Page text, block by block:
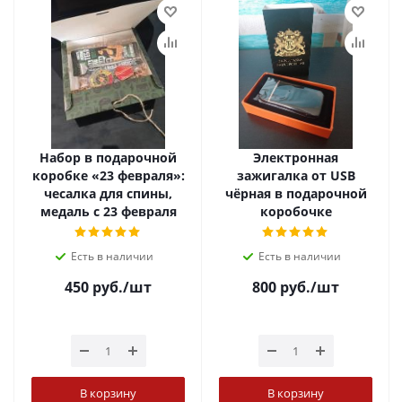
Набор в подарочной
коробке «23 февраля»:
чесалка для спины,
медаль с 23 февраля
Есть в наличии
450 руб./шт
В корзину
Электронная
зажигалка от USB
чёрная в подарочной
коробочке
Есть в наличии
800 руб./шт
В корзину